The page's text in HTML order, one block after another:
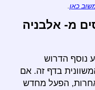
כאן
מ- אלבניה
נוסף הדרוש
בדף זה. אם
הפעל מחדש